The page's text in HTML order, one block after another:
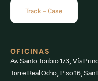
Track - Case
OFICINAS
Av. Santo Toribio 173, Vía
Torre Real Ocho, Piso 16, San